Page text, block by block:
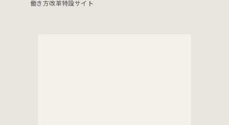
働き方改革特設サイト